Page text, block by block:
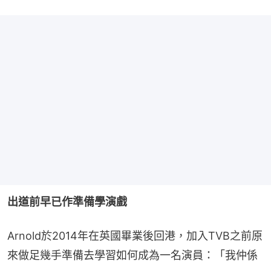
出道前早已作準備學演戲
Arnold於2014年在英國畢業後回港，加入TVB之前原
來做足幾手準備去學習如何成為一名演員：「我仲係